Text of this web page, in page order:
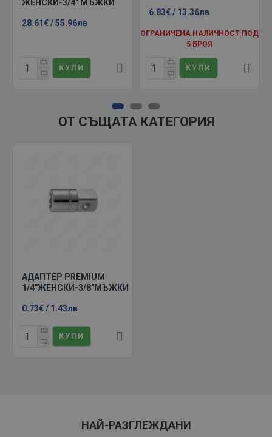
ЖЕНСКИ-3/4" МЪЖКИ
28.61€ / 55.96лв
КУПИ
6.83€ / 13.36лв
ОГРАНИЧЕНА НАЛИЧНОСТ ПОД
5 БРОЯ
КУПИ
ОТ СЪЩАТА КАТЕГОРИЯ
АДАПТЕР PREMIUM
1/4"ЖЕНСКИ-3/8"МЪЖКИ
0.73€ / 1.43лв
КУПИ
НАЙ-РАЗГЛЕЖДАНИ